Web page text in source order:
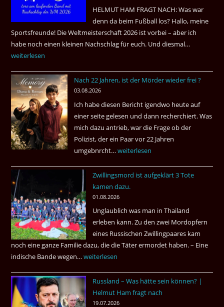
HELMUT HAM FRAGT NACH: Was war
denn da beim Fußball los? Hallo, meine
Sportsfreunde! Die Weltmeisterschaft 2026 ist vorbei – aber ich
habe noch einen kleinen Nachschlag für euch. Und diesmal…
2026
Was
los
?
weiterlesen
Nach 22 Jahren, ist der Mörder wieder frei ?
03.08.2026
Ich habe diesen Bericht igendwo heute auf
einer seite gelesen und dann recherchiert. Was
mich dazu antrieb, war die Frage ob der
Polizist, der ein Paar vor 22 Jahren
umgebnrcht…Nach
Jahren,
ist
der
Mörder
wieder
frei
?
weiterlesen
Zwillingsmord ist aufgeklärt 3 Tote
kamen dazu.
01.08.2026
Unglaublich was man in Thailand
erleben kann. Zu den zwei Mordopfern
eines Russischen Zwillingpaares kam
noch eine ganze Familie dazu, die die Täter ermordet haben. – Eine
indische Bande wegen…Zwillingsmord
aufgeklärt
3
weiterlesen
Russland – Was hätte sein können? |
Helmut Ham fragt nach
19.07.2026